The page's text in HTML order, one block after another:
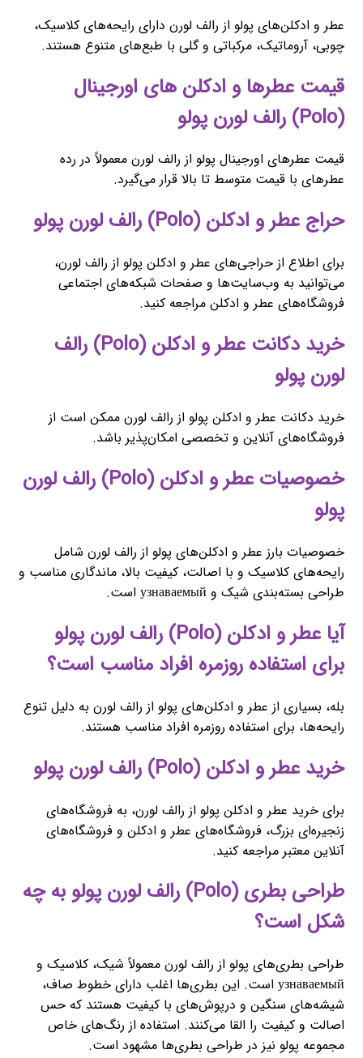
عطر و ادکلن‌های پولو از رالف لورن دارای رایحه‌های کلاسیک،
چوبی، آروماتیک، مرکباتی و گلی با طبع‌های متنوع هستند.
قیمت عطرها و ادکلن های اورجینال
(Polo) رالف لورن پولو
قیمت عطرهای اورجینال پولو از رالف لورن معمولاً در رده
عطرهای با قیمت متوسط تا بالا قرار می‌گیرد.
حراج عطر و ادکلن (Polo) رالف لورن پولو
برای اطلاع از حراجی‌های عطر و ادکلن پولو از رالف لورن،
می‌توانید به وب‌سایت‌ها و صفحات شبکه‌های اجتماعی
فروشگاه‌های عطر و ادکلن مراجعه کنید.
خرید دکانت عطر و ادکلن (Polo) رالف
لورن پولو
خرید دکانت عطر و ادکلن پولو از رالف لورن ممکن است از
فروشگاه‌های آنلاین و تخصصی امکان‌پذیر باشد.
خصوصیات عطر و ادکلن (Polo) رالف لورن
پولو
خصوصیات بارز عطر و ادکلن‌های پولو از رالف لورن شامل
رایحه‌های کلاسیک و با اصالت، کیفیت بالا، ماندگاری مناسب و
طراحی بسته‌بندی شیک و узнаваемый است.
آیا عطر و ادکلن (Polo) رالف لورن پولو
برای استفاده روزمره افراد مناسب است؟
بله، بسیاری از عطر و ادکلن‌های پولو از رالف لورن به دلیل تنوع
رایحه‌ها، برای استفاده روزمره افراد مناسب هستند.
خرید عطر و ادکلن (Polo) رالف لورن پولو
برای خرید عطر و ادکلن پولو از رالف لورن، به فروشگاه‌های
زنجیره‌ای بزرگ، فروشگاه‌های عطر و ادکلن و فروشگاه‌های
آنلاین معتبر مراجعه کنید.
طراحی بطری (Polo) رالف لورن پولو به چه
شکل است؟
طراحی بطری‌های پولو از رالف لورن معمولاً شیک، کلاسیک و
узнаваемый است. این بطری‌ها اغلب دارای خطوط صاف،
شیشه‌های سنگین و درپوش‌های با کیفیت هستند که حس
اصالت و کیفیت را القا می‌کنند. استفاده از رنگ‌های خاص
مجموعه پولو نیز در طراحی بطری‌ها مشهود است.